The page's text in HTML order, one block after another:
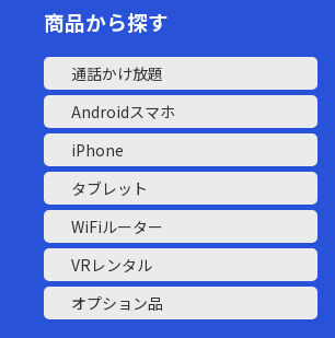
商品から探す
通話かけ放題
Androidスマホ
iPhone
タブレット
WiFiルーター
VRレンタル
オプション品